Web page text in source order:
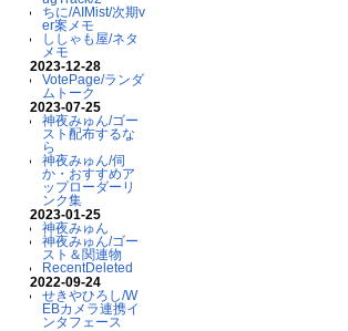
ちに/AIMist/次期v
er案メモ
ししゃも屋/ネタ
メモ
2023-12-28
VotePage/ランダ
ムトーク
2023-07-25
神夜みゅん/ゴー
スト配布するな
ら
神夜みゅん/伺
か・おすすめア
ップローダーリ
ンク集
2023-01-25
神夜みゅん
神夜みゅん/ゴー
スト＆関連物
RecentDeleted
2022-09-24
せきやひろし/W
EBカメラ連携イ
ンタフェース